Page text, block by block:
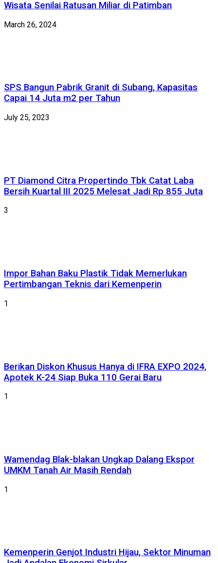
Wisata Senilai Ratusan Miliar di Patimban
March 26, 2024
SPS Bangun Pabrik Granit di Subang, Kapasitas
Capai 14 Juta m2 per Tahun
July 25, 2023
PT Diamond Citra Propertindo Tbk Catat Laba
Bersih Kuartal III 2025 Melesat Jadi Rp 855 Juta
3
Impor Bahan Baku Plastik Tidak Memerlukan
Pertimbangan Teknis dari Kemenperin
1
Berikan Diskon Khusus Hanya di IFRA EXPO 2024,
Apotek K-24 Siap Buka 110 Gerai Baru
1
Wamendag Blak-blakan Ungkap Dalang Ekspor
UMKM Tanah Air Masih Rendah
1
Kemenperin Genjot Industri Hijau, Sektor Minuman